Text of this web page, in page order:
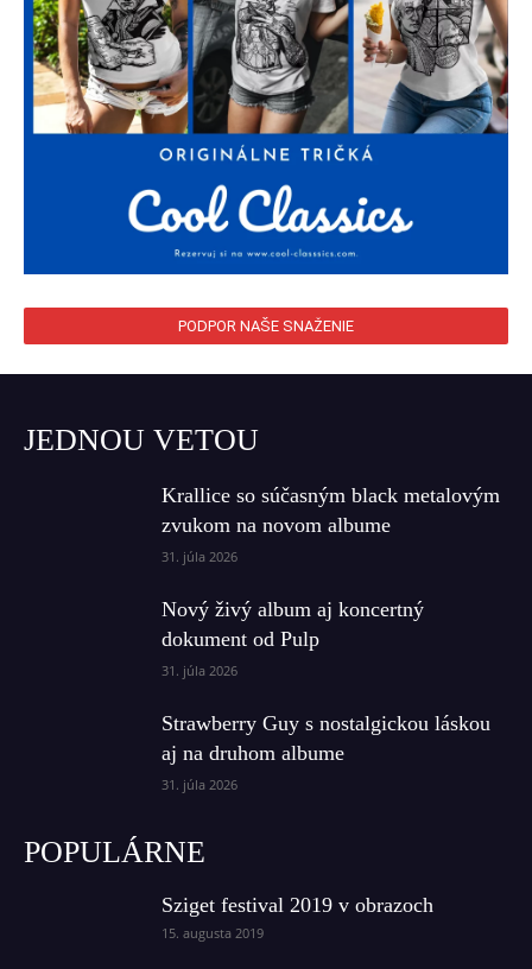
PODPOR NAŠE SNAŽENIE
JEDNOU VETOU
Krallice so súčasným black metalovým
zvukom na novom albume
31. júla 2026
Nový živý album aj koncertný
dokument od Pulp
31. júla 2026
Strawberry Guy s nostalgickou láskou
aj na druhom albume
31. júla 2026
POPULÁRNE
Sziget festival 2019 v obrazoch
15. augusta 2019